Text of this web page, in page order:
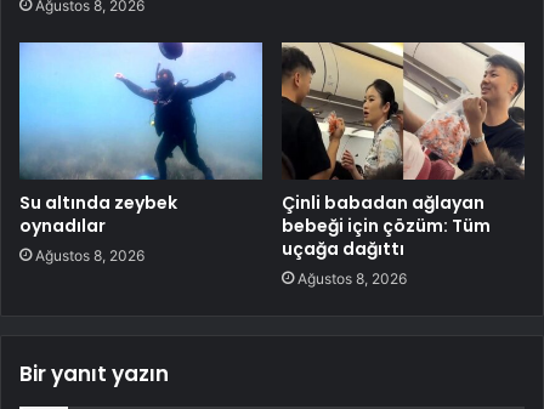
Ağustos 8, 2026
Su altında zeybek
oynadılar
Ağustos 8, 2026
Çinli babadan ağlayan
bebeği için çözüm: Tüm
uçağa dağıttı
Ağustos 8, 2026
Bir yanıt yazın